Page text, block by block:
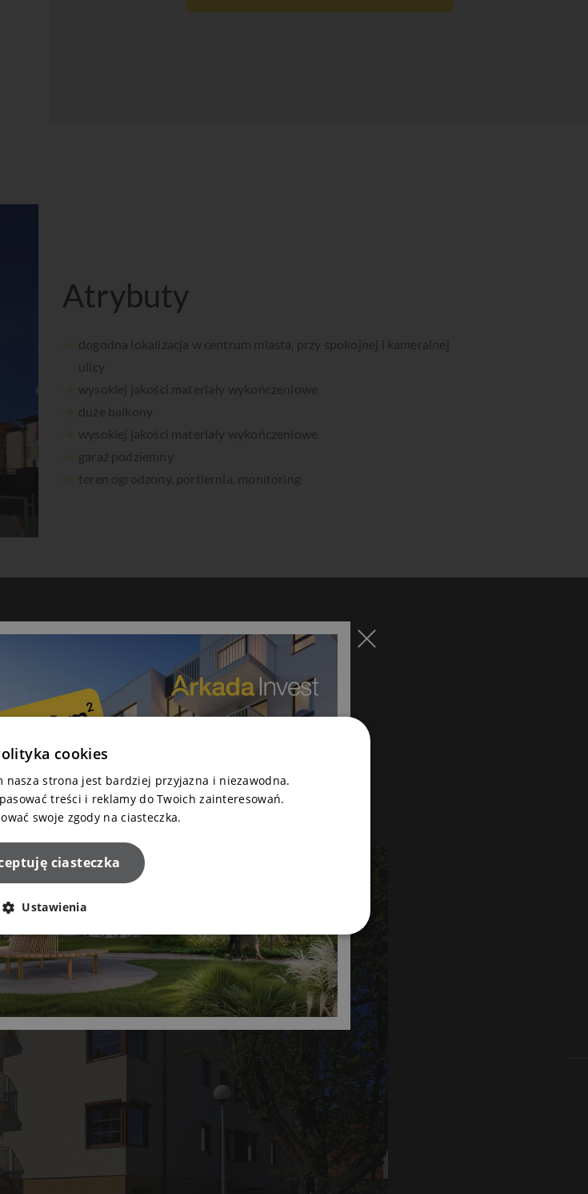
Atrybuty
dogodna lokalizacja w centrum miasta, przy spokojnej i kameralnej
ulicy
wysokiej jakości materiały wykończeniowe
duże balkony
wysokiej jakości materiały wykończeniowe
garaż podziemny
teren ogrodzony, portiernia, monitoring
Galeria
cookies
nasza strona jest bardziej przyjazna i niezawodna.
treści i reklamy do Twoich zainteresowań.
swoje zgody na ciasteczka.
ciasteczka
Ustawienia